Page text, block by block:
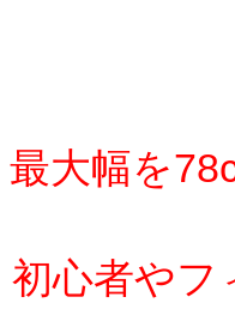
最大幅を
初心者やフ